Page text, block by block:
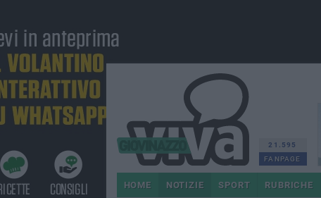
21.595
FANPAGE
HOME NOTIZIE SPORT RUBRICHE